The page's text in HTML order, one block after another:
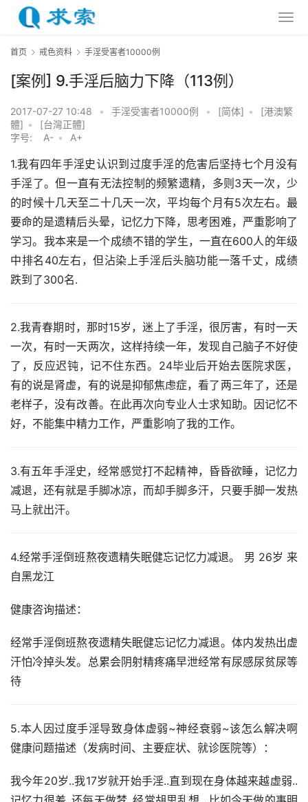
首页 戒色资料 手淫受害者10000例
[案例] 9.手淫后脑力下降（113例）
2017-07-27 10:48 • 手淫受害者10000例 • [简体] •
[港澳繁
體] •
[台灣正體]
字号:
A- • A+
1.我有四年手淫史认识到过度手淫的危害后坚持七个月没有
手淫了。但一直有无法控制的频繁遗精，多则3天一次，少
的时候十几天至二十几天一次，平均每个月有5次左右。最
要命的是遗精后头晕，记忆力下降，思考困难，严重影响了
学习。我本来是一个成绩不错的学生，一直在600人的年级
中排名40左右，但沾染上手淫后头脑功能一落千丈，成绩
跌到了300名.
2.我青春期时，那时15岁，迷上了手淫，很厉害，有时一天
一次，有时一天两次，这样持续一年，发现自己脑子不好使
了，反应迟钝，记不住东西。24毕业后开始去医院求医，
有的说是肾虚，有的说是抑郁焦虑症，看了两三年了，还是
老样子，没有改善。在此再次向专业人士求知助。因记忆不
好，不能集中精力工作，严重影响了我的工作。
3.有五年手淫史，经常感觉打不起精神，昏昏欲睡，记忆力
减退，还有就是手脚冰凉，而却手脚多汗，只要手脚一发热
马上就出汗。
4.经常手淫倒班熬夜遗精失眠健忘记忆力减退。 男 26岁 来
自黑龙江
健康咨询描述：
经常手淫倒班熬夜遗精失眠健忘记忆力减退。体内发热出虚
汗怕冷掉头发。总累会阴射精疼痛早泄经常有尿感尿贫尿等
待
5.本人因过度手淫导致身体虚弱~神经衰弱~该怎么解决啊
健康问题描述（发病时间、主要症状、就诊医院等）：
我今年20岁..我17岁就开始手淫..直到现在身体越来越虚弱..